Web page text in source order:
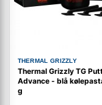
THERMAL GRIZZLY
Thermal Grizzly TG
Advance - blå
g